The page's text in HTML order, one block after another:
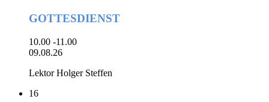
GOTTESDIENST
10.00 -11.00
09.08.26
Lektor Holger Steffen
16